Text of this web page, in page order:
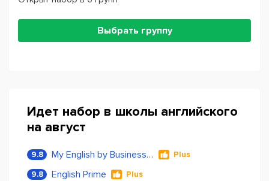
Выбрать группу
Идет набор в школы английского
на август
9.8 My English by Business Language Plus
9.8 English Prime Plus